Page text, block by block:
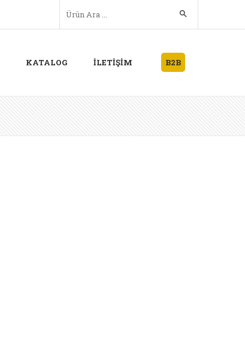
KATALOG İLETİŞİM B2B